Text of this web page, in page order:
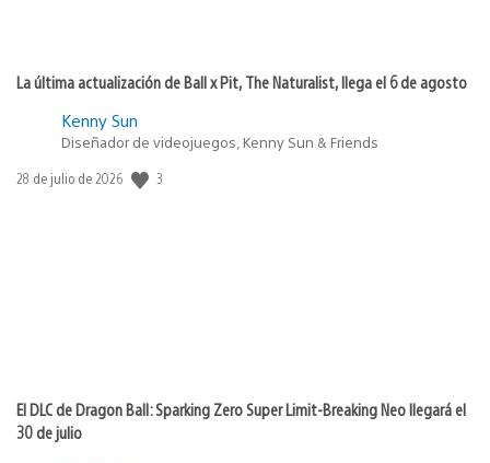
La última actualización de Ball x Pit, The Naturalist, llega el 6 de agosto
Kenny Sun
Diseñador de videojuegos, Kenny Sun & Friends
Fecha
28 de julio de 2026 3
El DLC de Dragon Ball: Sparking Zero Super Limit-Breaking Neo llegará el
30 de julio